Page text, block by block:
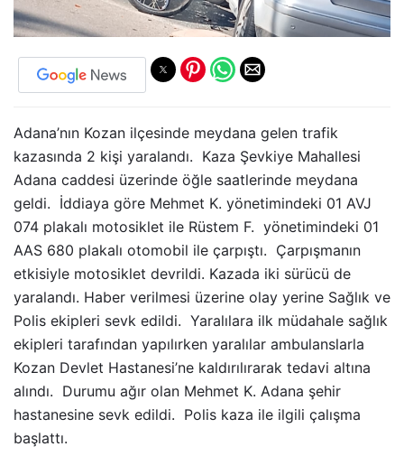
Adana’nın Kozan ilçesinde meydana gelen trafik
kazasında 2 kişi yaralandı. Kaza Şevkiye Mahallesi
Adana caddesi üzerinde öğle saatlerinde meydana
geldi. İddiaya göre Mehmet K. yönetimindeki 01 AVJ
074 plakalı motosiklet ile Rüstem F. yönetimindeki 01
AAS 680 plakalı otomobil ile çarpıştı. Çarpışmanın
etkisiyle motosiklet devrildi. Kazada iki sürücü de
yaralandı. Haber verilmesi üzerine olay yerine Sağlık ve
Polis ekipleri sevk edildi. Yaralılara ilk müdahale sağlık
ekipleri tarafından yapılırken yaralılar ambulanslarla
Kozan Devlet Hastanesi’ne kaldırılırarak tedavi altına
alındı. Durumu ağır olan Mehmet K. Adana şehir
hastanesine sevk edildi. Polis kaza ile ilgili çalışma
başlattı.